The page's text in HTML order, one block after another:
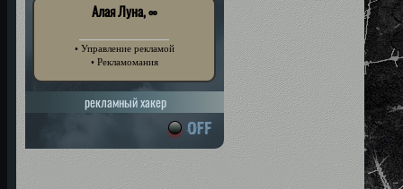
Алая Луна, ∞
• Управление рекламой
• Рекламомания
рекламный хакер